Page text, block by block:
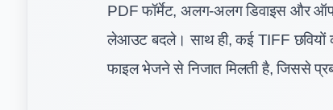
PDF फॉर्मेट, अलग-अलग डिवाइस और
लेआउट बदले। साथ ही, कई TIFF
फाइल भेजने से निजात मिलती है, जिससे